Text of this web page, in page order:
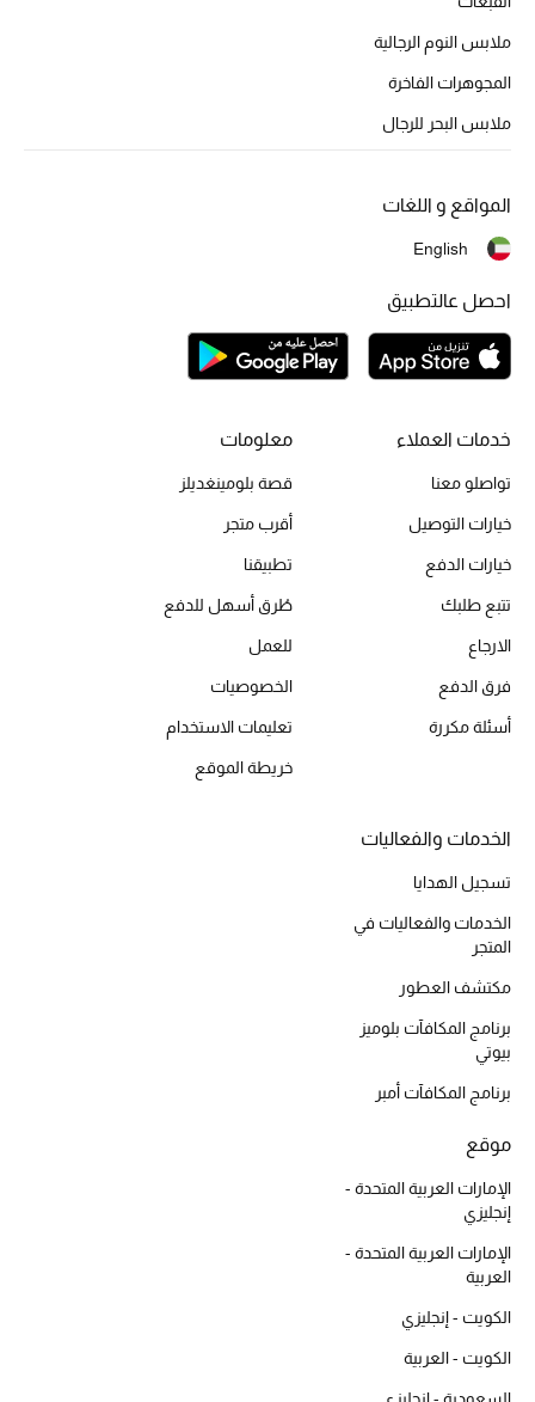
جميع الملابس النسائية
جميع الأحذية النسائية
جميع الإكسسورات النسائية
موضة نسائية
الموسم الجديد
دليل ملتزمات الحقائب
حقائب رجالية
حقائب الأطفال
تسوقوا الحقائب
الموسم الجديد
أحذية النسائية
تشكيلة الأحذية
الأحذية الرجالية
أحذية للأطفال
ملابس النوم الرجالية
المجوهرات الفاخرة
ملابس البحر للرجال
خدمات العملاء
تواصلو معنا
خيارات التوصيل
خيارات الدفع
تتبع طلبك
الارجاع
فرق الدفع
أسئلة مكررة
معلومات
قصة بلومينغديلز
أقرب متجر
تطبيقنا
طُرق أسهل للدفع
للعمل
الخصوصيات
تعليمات الاستخدام
خريطة الموقع
الخدمات والفعاليات
تسجيل الهدايا
الخدمات والفعاليات في
المتجر
مكتشف العطور
برنامج المكافآت بلوميز
بيوتي
برنامج المكافآت أمبر
موقع
الإمارات العربية المتحدة -
إنجليزي
الإمارات العربية المتحدة -
العربية
الكويت - إنجليزي
الكويت - العربية
المواقع و اللغات
English
احصل عالتطبيق